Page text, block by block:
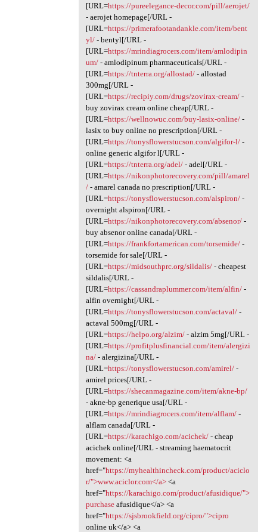
[URL=https://pureelegance-decor.com/pill/aerojet/
- aerojet homepage[/URL -
[URL=https://primerafootandankle.com/item/bent
yl/- bentyl[/URL -
[URL=https://mrindiagrocers.com/item/amlodipin
um/- amlodipinum pharmaceuticals[/URL -
[URL=https://tnterra.org/allostad/- allostad
300mg[/URL -
[URL=https://recipiy.com/drugs/zovirax-cream/-
buy zovirax cream online cheap[/URL -
[URL=https://wellnowuc.com/buy-lasix-online/-
lasix to buy online no prescription[/URL -
[URL=https://tonysflowerstucson.com/algifor-l/-
online generic algifor l[/URL -
[URL=https://tnterra.org/adel/- adel[/URL -
[URL=https://nikonphotorecovery.com/pill/amarel
/- amarel canada no prescription[/URL -
[URL=https://tonysflowerstucson.com/alspiron/-
overnight alspiron[/URL -
[URL=https://nikonphotorecovery.com/absenor/-
buy absenor online canada[/URL -
[URL=https://frankfortamerican.com/torsemide/-
torsemide for sale[/URL -
[URL=https://midsouthprc.org/sildalis/- cheapest
sildalis[/URL -
[URL=https://cassandraplummer.com/item/alfin/-
alfin overnight[/URL -
[URL=https://tonysflowerstucson.com/actaval/-
actaval 500mg[/URL -
[URL=https://helpo.org/alzim/- alzim 5mg[/URL -
[URL=https://profitplusfinancial.com/item/alergizi
na/- alergizina[/URL -
[URL=https://tonysflowerstucson.com/amirel/-
amirel prices[/URL -
[URL=https://shecanmagazine.com/item/akne-bp/
- akne-bp generique usa[/URL -
[URL=https://mrindiagrocers.com/item/alflam/-
alflam canada[/URL -
[URL=https://karachigo.com/acichek/- cheap
acichek online[/URL - streaming haematocrit
movement: <a
href="https://myhealthincheck.com/product/aciclo
r/">www.aciclor.com</a><a
href="https://karachigo.com/product/afusidique/">
purchaseafusidique</a> <a
href="https://sjsbrookfield.org/cipro/">cipro
online uk</a> <a